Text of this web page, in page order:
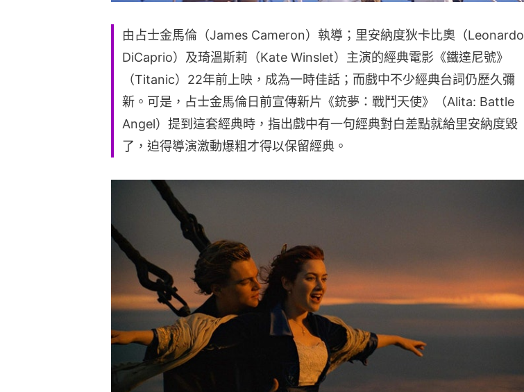
由占士金馬倫（James Cameron）執導；里安納度狄卡比奧（Leonardo
DiCaprio）及琦溫斯莉（Kate Winslet）主演的經典電影《鐵達尼號》
（Titanic）22年前上映，成為一時佳話；而戲中不少經典台詞仍歷久彌
新。可是，占士金馬倫日前宣傳新片《銃夢：戰鬥天使》（Alita: Battle
Angel）提到這套經典時，指出戲中有一句經典對白差點就給里安納度毀
了，迫得導演激動爆粗才得以保留經典。